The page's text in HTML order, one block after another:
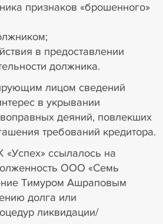
признаков «брошенного»
в предоставлении
должника.
лицом сведений
в укрывании
деяний, повлекших
требований кредитора.
ссылалось на
ООО «Семь
Тимуром Ашраповым
долга или
ликвидации/